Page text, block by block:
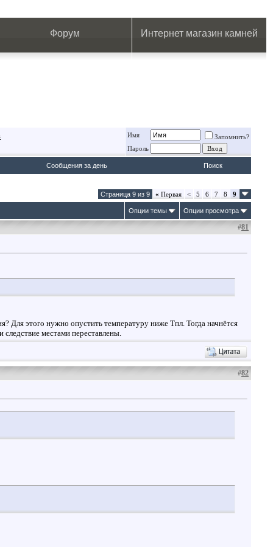
Форум Интернет магазин камней
Имя
Запомнить?
Пароль
Сообщения за день Поиск
Страница 9 из 9 « Первая < 5 6 7 8 9
Опции темы Опции просмотра
#81
Для этого нужно опустить температуру ниже Tпл. Тогда начнётся
следствие местами переставлены.
#82